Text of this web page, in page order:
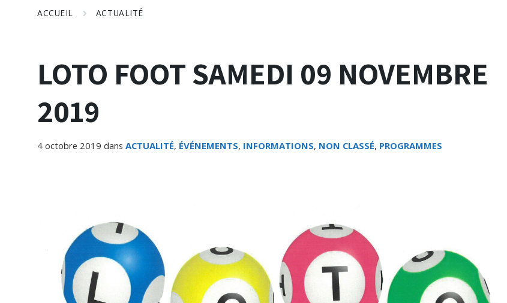
ACCUEIL ACTUALITÉ
LOTO FOOT SAMEDI 09 NOVEMBRE
2019
4 octobre 2019 dans ACTUALITÉ, ÉVÉNEMENTS, INFORMATIONS, NON CLASSÉ, PROGRAMMES